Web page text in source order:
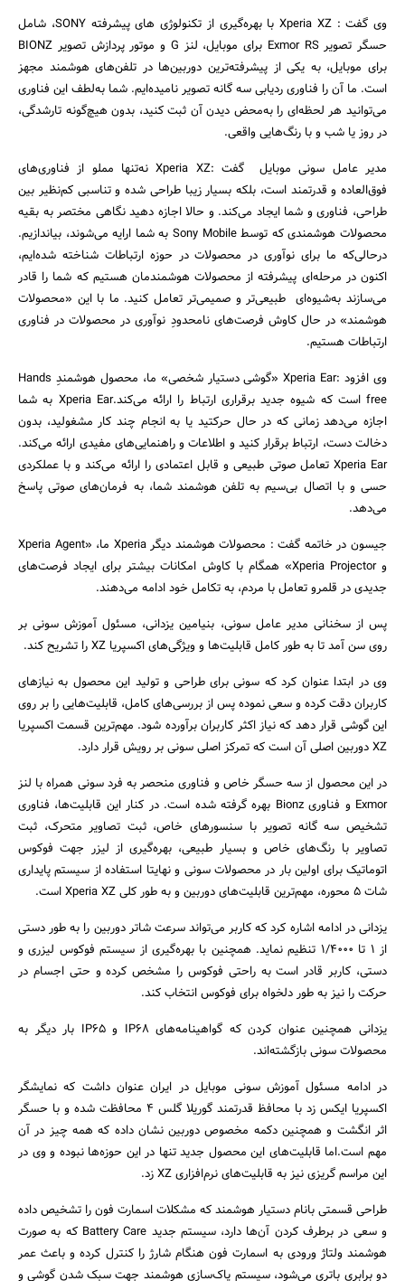
جستجو
وی گفت : Xperia XZ با بهره‌گیری از تکنولوژی های پیشرفته SONY، شامل
حسگر تصویر Exmor RS برای موبایل، لنز G و موتور پردازش تصویر BIONZ
برای موبایل، به یکی از پیشرفته‌ترین دوربین‌ها در تلفن‌های هوشمند مجهز
است. ما آن را فناوری ردیابی سه گانه تصویر نامیده‌ایم. شما به‌لطف این فناوری
می‌توانید هر لحظه‌ای را به‌محض دیدن آن ثبت کنید، بدون هیچ‌گونه تارشدگی،
در روز یا شب و با رنگ‌هایی واقعی.
مدیر عامل سونی موبایل گفت :‌Xperia XZ نه‌تنها مملو از فناوری‌های
فوق‌العاده و قدرتمند است، بلکه بسیار زیبا طراحی شده و تناسبی کم‌نظیر بین
طراحی، فناوری و شما ایجاد می‌کند. و حالا اجازه دهید نگاهی مختصر به بقیه
محصولات هوشمندی که توسط Sony Mobile به شما ارایه می‌شوند، بیاندازیم.
درحالی‌که ما برای نوآوری در محصولات در حوزه ارتباطات شناخته شده‌ایم،
اکنون در مرحله‌ای پیشرفته از محصولات هوشمندمان هستیم که شما را قادر
می‌سازند به‌شیوه‌ای طبیعی‌تر و صمیمی‌تر تعامل کنید. ما با این «محصولات
هوشمند» در حال کاوش فرصت‌های نامحدودِ نوآوری در محصولات در فناوری
ارتباطات هستیم.
وی افزود :‌Xperia Ear «گوشی دستیار شخصی» ما، محصول هوشمندِ Hands
free است که شیوه جدید برقراری ارتباط را ارائه می‌کند.Xperia Ear به شما
اجازه می‌دهد زمانی که در حال حرکتید یا به انجام چند کار مشغولید، بدون
دخالت دست، ارتباط برقرار کنید و اطلاعات و راهنمایی‌های مفیدی ارائه می‌کند.
Xperia Ear تعامل صوتی طبیعی و قابل اعتمادی را ارائه می‌کند و با عملکردی
حسی و با اتصال بی‌سیم به تلفن هوشمند شما، به فرمان‌های صوتی پاسخ
می‌دهد.
جیسون در خاتمه گفت : محصولات هوشمند دیگر Xperia ما، «Xperia Agent
و Xperia Projector» همگام با کاوش امکانات بیشتر برای ایجاد فرصت‌های
جدیدی در قلمرو تعامل با مردم، به تکامل خود ادامه می‌دهند.
پس از سخنانی مدیر عامل سونی، بنیامین یزدانی، مسئول آموزش سونی بر
روی سن آمد تا به طور کامل قابلیت‌ها و ویژگی‌های اکسپریا XZ را تشریح کند.
وی در ابتدا عنوان کرد که سونی برای طراحی و تولید این محصول به نیازهای
کاربران دقت کرده و سعی نموده پس از بررسی‌های کامل، قابلیت‌هایی را بر روی
این گوشی قرار دهد که نیاز اکثر کاربران برآورده شود. مهم‌ترین قسمت اکسپریا
XZ دوربین اصلی آن است که تمرکز اصلی سونی بر رویش قرار دارد.
در این محصول از سه حسگر خاص و فناوری منحصر به فرد سونی همراه با لنز
Exmor و فناوری Bionz بهره گرفته شده است. در کنار این قابلیت‌ها، فناوری
تشخیص سه گانه تصویر با سنسورهای خاص، ثبت تصاویر متحرک، ثبت
تصاویر با رنگ‌های خاص و بسیار طبیعی، بهره‌گیری از لیزر جهت فوکوس
اتوماتیک برای اولین بار در محصولات سونی و نهایتا استفاده از سیستم پایداری
شات 5 محوره، مهم‌ترین قابلیت‌های دوربین و به طور کلی Xperia XZ است.
یزدانی در ادامه اشاره کرد که کاربر می‌تواند سرعت شاتر دوربین را به طور دستی
از 1 تا 1/4000 تنظیم نماید. همچنین با بهره‌گیری از سیستم فوکوس لیزری و
دستی، کاربر قادر است به راحتی فوکوس را مشخص کرده و حتی اجسام در
حرکت را نیز به طور دلخواه برای فوکوس انتخاب کند.
یزدانی همچنین عنوان کردن که گواهینامه‌های IP68 و IP65 بار دیگر به
محصولات سونی بازگشته‌اند.
در ادامه مسئول آموزش سونی موبایل در ایران عنوان داشت که نمایشگر
اکسپریا ایکس زد با محافظ قدرتمند گوریلا گلس 4 محافظت شده و با حسگر
اثر انگشت و همچنین دکمه مخصوص دوربین نشان داده که همه چیز در آن
مهم است.اما قابلیت‌های این محصول جدید تنها در این حوزه‌ها نبوده و وی در
این مراسم گریزی نیز به قابلیت‌های نرم‌افزاری XZ زد.
طراحی قسمتی بانام دستیار هوشمند که مشکلات اسمارت فون را تشخیص داده
و سعی در برطرف کردن آن‌ها دارد، سیستم جدید Battery Care که به صورت
هوشمند ولتاژ ورودی به اسمارت فون هنگام شارژ را کنترل کرده و باعث عمر
دو برابری باتری می‌شود، سیستم پاک‌سازی هوشمند جهت سبک شدن گوشی و